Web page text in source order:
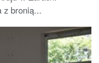
z bronią...